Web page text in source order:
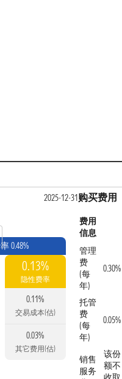
2025-12-31
0.48%
0.13%
隐性费率
0.11%
交易成本(估)
0.03%
其它费用(估)
购买费用
费用
信息
管理
费
(每
年)
0.30%
托管
费
(每
年)
0.05%
销售
服务
该份
额不